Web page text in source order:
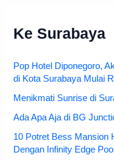
Ke Surabaya
Pop Hotel Diponegoro,
di Kota Surabaya Mulai
Menikmati Sunrise di
Ada Apa Aja di BG
10 Potret Bess Mansion
Dengan Infinity Edge